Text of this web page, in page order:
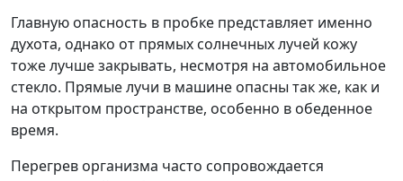
Главную опасность в пробке представляет именно
духота, однако от прямых солнечных лучей кожу
тоже лучше закрывать, несмотря на автомобильное
стекло. Прямые лучи в машине опасны так же, как и
на открытом пространстве, особенно в обеденное
время.
Перегрев организма часто сопровождается